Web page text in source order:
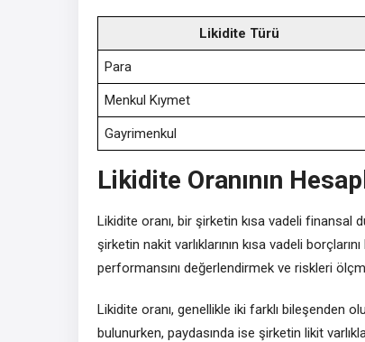
Likidite Türü
Para
Menkul Kıymet
Gayrimenkul
Likidite Oranının
Likidite oranı, bir şirketin kısa vadeli finansal
şirketin nakit varlıklarının kısa vadeli
performansını değerlendirmek ve riskleri
Likidite oranı, genellikle iki farklı bileşenden
bulunurken, paydasında ise şirketin likit